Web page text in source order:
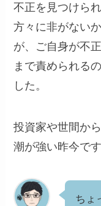
不正を見つけら
方々に非がない
が、ご自身が不
まで責められる
した。
投資家や世間か
潮が強い昨今です
ちょ